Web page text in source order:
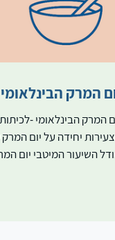
המרק הבינלאומי 4.2
יום המרק הבינלאומי -לכיתות
יחידה על יום המרק
השיעור המיטבי יום